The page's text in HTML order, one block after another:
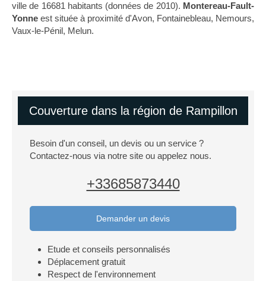
ville de 16681 habitants (données de 2010). Montereau-Fault-
Yonne est située à proximité d'Avon, Fontainebleau, Nemours,
Vaux-le-Pénil, Melun.
Couverture dans la région de Rampillon
Besoin d'un conseil, un devis ou un service ?
Contactez-nous via notre site ou appelez nous.
+33685873440
Demander un devis
Etude et conseils personnalisés
Déplacement gratuit
Respect de l'environnement